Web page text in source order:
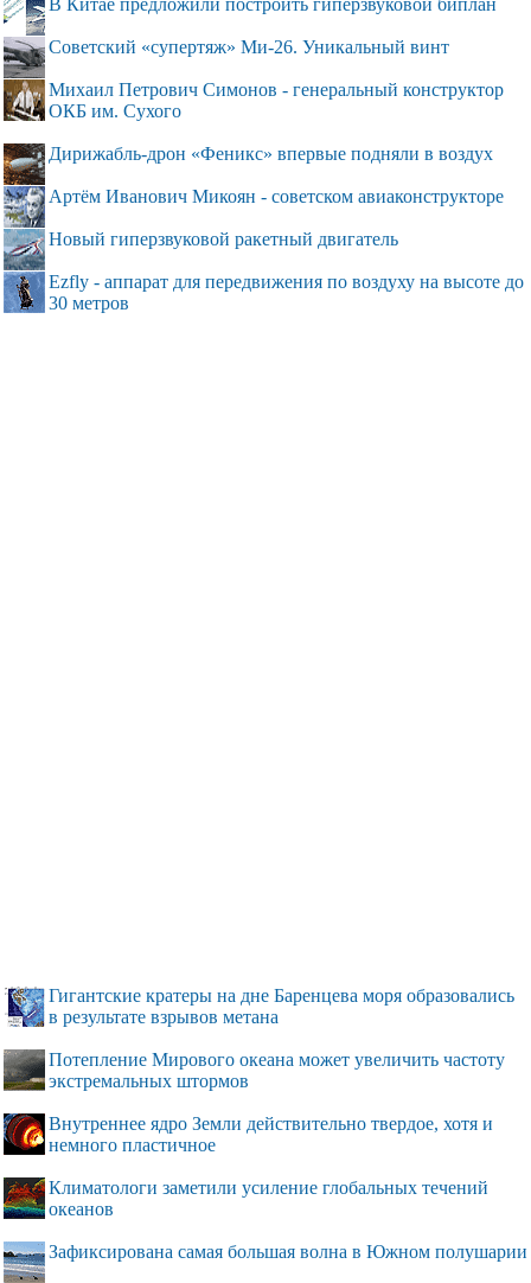
В Китае предложили построить гиперзвуковой биплан
Советский «супертяж» Ми-26. Уникальный винт
Михаил Петрович Симонов - генеральный конструктор
ОКБ им. Сухого
Дирижабль-дрон «Феникс» впервые подняли в воздух
Артём Иванович Микоян - советском авиаконструкторе
Новый гиперзвуковой ракетный двигатель
Ezfly - аппарат для передвижения по воздуху на высоте до
30 метров
Гигантские кратеры на дне Баренцева моря образовались
в результате взрывов метана
Потепление Мирового океана может увеличить частоту
экстремальных штормов
Внутреннее ядро Земли действительно твердое, хотя и
немного пластичное
Климатологи заметили усиление глобальных течений
океанов
Зафиксирована самая большая волна в Южном полушарии